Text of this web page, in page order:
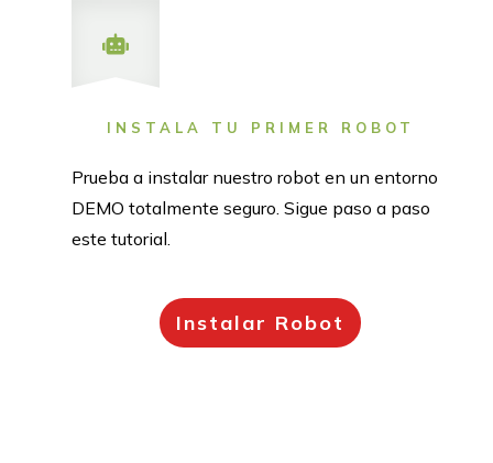
INSTALA TU PRIMER ROBOT
Prueba a instalar nuestro robot en un entorno
DEMO totalmente seguro. Sigue paso a paso
este tutorial.
Instalar Robot